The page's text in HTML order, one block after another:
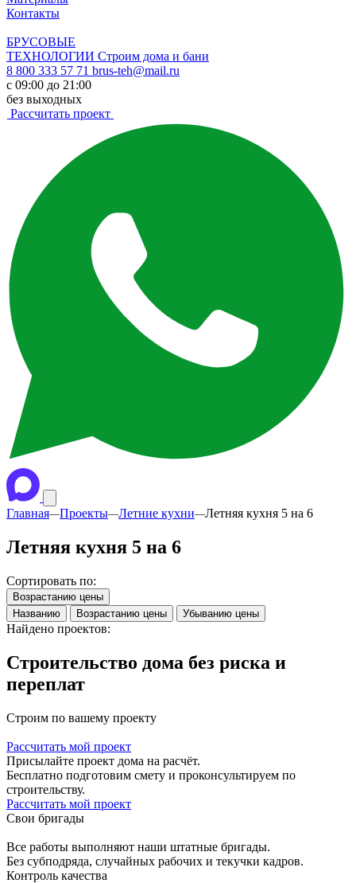
Контакты
БРУСОВЫЕ
ТЕХНОЛОГИИ Строим дома и бани
8 800 333 57 71 brus-teh@mail.ru
с 09:00 до 21:00
без выходных
Рассчитать проект
Главная—Проекты—Летние кухни—Летняя кухня 5 на 6
Летняя кухня 5 на 6
Сортировать по:
Возрастанию цены
Названию
Возрастанию цены Убыванию цены
Найдено проектов:
Строительство дома без риска и
переплат
Строим по вашему проекту
Рассчитать мой проект
Присылайте проект дома на расчёт.
Бесплатно подготовим смету и проконсультируем по
строительству.
Рассчитать мой проект
Свои бригады
Все работы выполняют наши штатные бригады.
Без субподряда, случайных рабочих и текучки кадров.
Контроль качества